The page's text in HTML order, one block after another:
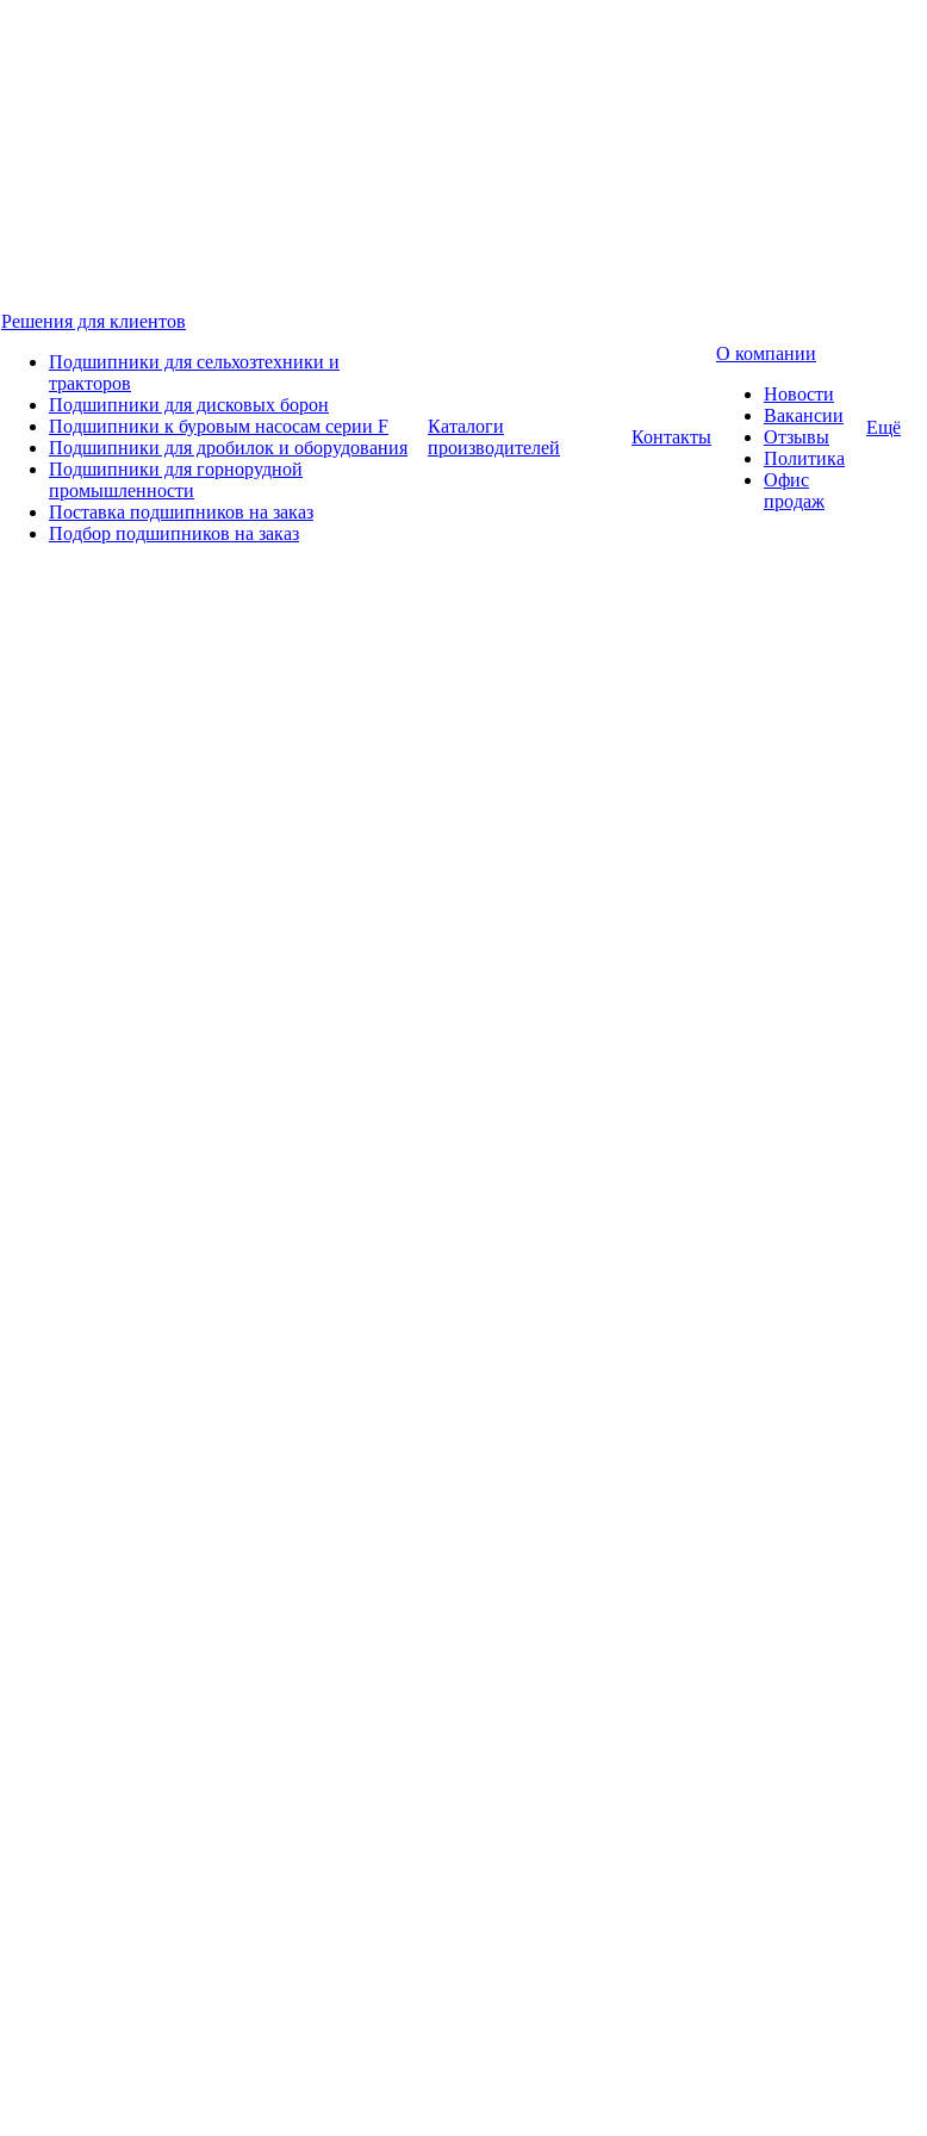
Решения для клиентов
Подшипники для сельхозтехники и
тракторов
Подшипники для дисковых борон
Подшипники к буровым насосам серии F
Подшипники для дробилок и оборудования
Подшипники для горнорудной
промышленности
Поставка подшипников на заказ
Подбор подшипников на заказ
Каталоги
производителей
Контакты
О компании
Новости
Вакансии
Отзывы
Политика
Офис
продаж
Ещё